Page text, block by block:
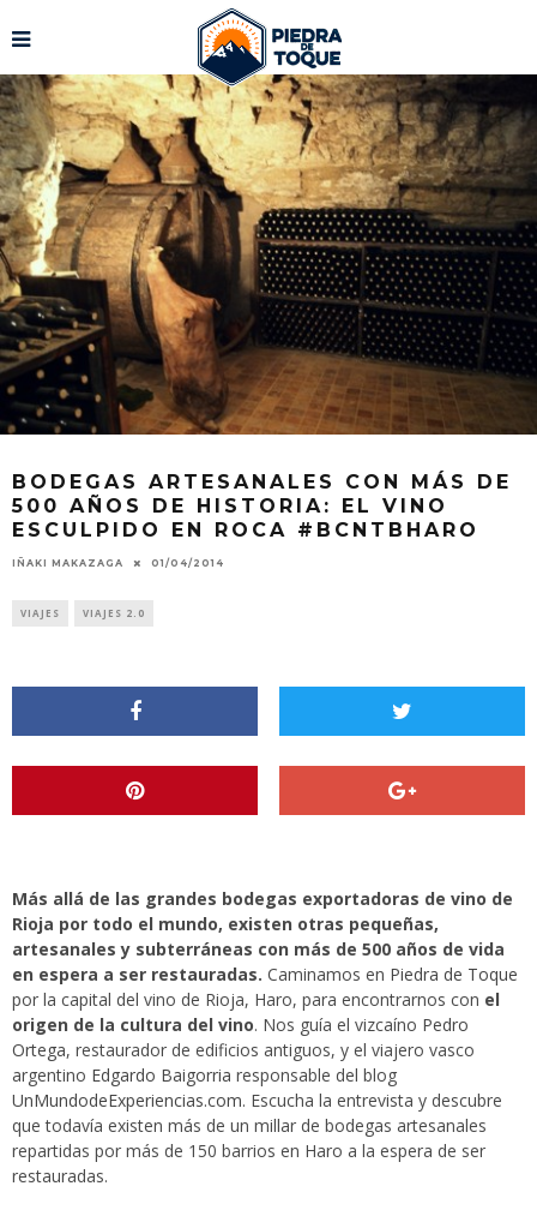
BODEGAS ARTESANALES CON MÁS DE
500 AÑOS DE HISTORIA: EL VINO
ESCULPIDO EN ROCA #BCNTBHARO
IÑAKI MAKAZAGA 01/04/2014
VIAJES VIAJES 2.0
Más allá de las grandes bodegas exportadoras de vino de
Rioja por todo el mundo, existen otras pequeñas,
artesanales y subterráneas con más de 500 años de vida
en espera a ser restauradas. Caminamos en Piedra de Toque
por la capital del vino de Rioja, Haro, para encontrarnos con el
origen de la cultura del vino. Nos guía el vizcaíno Pedro
Ortega, restaurador de edificios antiguos, y el viajero vasco
argentino Edgardo Baigorria responsable del blog
UnMundodeExperiencias.com. Escucha la entrevista y descubre
que todavía existen más de un millar de bodegas artesanales
repartidas por más de 150 barrios en Haro a la espera de ser
restauradas.